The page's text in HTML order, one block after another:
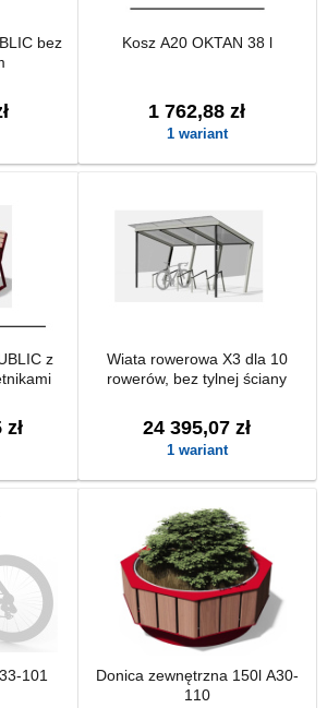
bez
Kosz A20 OKTAN 38 l
1 762,88 zł
1 wariant
z
Wiata rowerowa X3 dla 10
rowerów, bez tylnej ściany
24 395,07 zł
1 wariant
101
Donica zewnętrzna 150l A30-
110